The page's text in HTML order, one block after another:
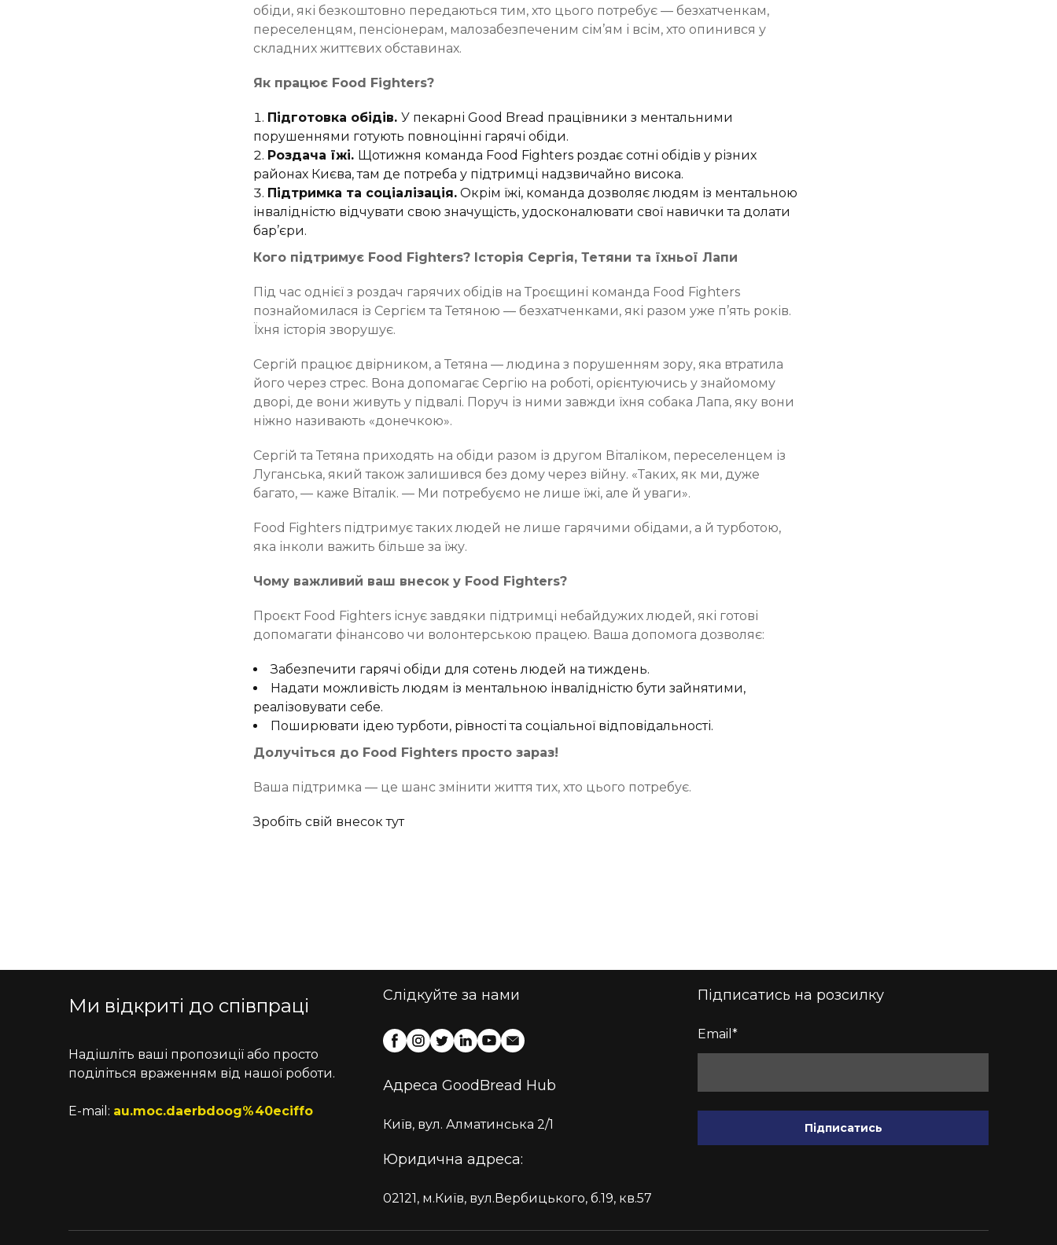
обіди, які безкоштовно передаються тим, хто цього потребує — безхатченкам,
переселенцям, пенсіонерам, малозабезпеченим сім’ям і всім, хто опинився у
складних життєвих обставинах.
Як працює Food Fighters?
Підготовка обідів. У пекарні Good Bread працівники з ментальними
порушеннями готують повноцінні гарячі обіди.
Роздача їжі. Щотижня команда Food Fighters роздає сотні обідів у різних
районах Києва, там де потреба у підтримці надзвичайно висока.
Підтримка та соціалізація. Окрім їжі, команда дозволяє людям із ментальною
інвалідністю відчувати свою значущість, удосконалювати свої навички та долати
бар’єри.
Кого підтримує Food Fighters? Історія Сергія, Тетяни та їхньої Лапи
Під час однієї з роздач гарячих обідів на Троєщині команда Food Fighters
познайомилася із Сергієм та Тетяною — безхатченками, які разом уже п’ять років.
Їхня історія зворушує.
Сергій працює двірником, а Тетяна — людина з порушенням зору, яка втратила
його через стрес. Вона допомагає Сергію на роботі, орієнтуючись у знайомому
дворі, де вони живуть у підвалі. Поруч із ними завжди їхня собака Лапа, яку вони
ніжно називають «донечкою».
Сергій та Тетяна приходять на обіди разом із другом Віталіком, переселенцем із
Луганська, який також залишився без дому через війну. «Таких, як ми, дуже
багато, — каже Віталік. — Ми потребуємо не лише їжі, але й уваги».
Food Fighters підтримує таких людей не лише гарячими обідами, а й турботою,
яка інколи важить більше за їжу.
Чому важливий ваш внесок у Food Fighters?
Проєкт Food Fighters існує завдяки підтримці небайдужих людей, які готові
допомагати фінансово чи волонтерською працею. Ваша допомога дозволяє:
Забезпечити гарячі обіди для сотень людей на тиждень.
Надати можливість людям із ментальною інвалідністю бути зайнятими,
реалізовувати себе.
Поширювати ідею турботи, рівності та соціальної відповідальності.
Долучіться до Food Fighters просто зараз!
Ваша підтримка — це шанс змінити життя тих, хто цього потребує.
Зробіть свій внесок тут
Ми відкриті до співпраці
Надішліть ваші пропозиції або просто
поділіться враженням від нашої роботи.
E-mail: au.moc.daerbdoog%40eciffo
Слідкуйте за нами
Адреса GoodBread Hub
Київ, вул. Алматинська 2/1
Юридична адреса:
02121, м.Київ, вул.Вербицького, б.19, кв.57
Підписатись на розсилку
Email *
Підписатись